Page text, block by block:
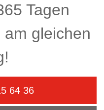
Tagen
am gleichen
64 36